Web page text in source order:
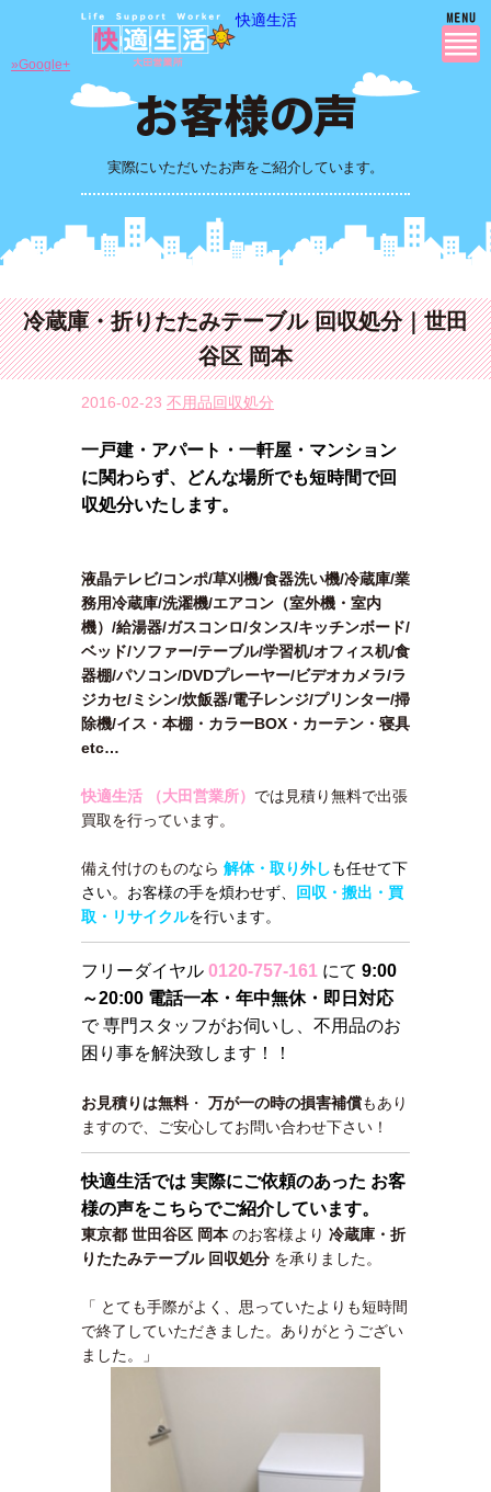
快適生活
実際にいただいたお声をご紹介しています。
»Google+
冷蔵庫・折りたたみテーブル 回収処分｜世田
谷区 岡本
2016-02-23 不用品回収処分
一戸建・アパート・一軒屋・マンション
に関わらず、どんな場所でも短時間で回
収処分いたします。
液晶テレビ/コンポ/草刈機/食器洗い機/冷蔵庫/業
務用冷蔵庫/洗濯機/エアコン（室外機・室内
機）/給湯器/ガスコンロ/タンス/キッチンボード/
ベッド/ソファー/テーブル/学習机/オフィス机/食
器棚/パソコン/DVDプレーヤー/ビデオカメラ/ラ
ジカセ/ミシン/炊飯器/電子レンジ/プリンター/掃
除機/イス・本棚・カラーBOX・カーテン・寝具
etc…
快適生活 （大田営業所） では見積り無料で出張
買取を行っています。
備え付けのものなら 解体・取り外しも任せて下
さい。お客様の手を煩わせず、
回収・搬出・買
取・リサイクルを行います。
フリーダイヤル 0120-757-161 にて 9:00
～20:00 電話一本・年中無休・即日対応
で 専門スタッフがお伺いし、不用品のお
困り事を解決致します！！
お見積りは無料・ 万が一の時の損害補償もあり
ますので、ご安心してお問い合わせ下さい！
快適生活では 実際にご依頼のあった お客
様の声をこちらでご紹介しています。
東京都 世田谷区 岡本 のお客様より 冷蔵庫・折
りたたみテーブル 回収処分 を承りました。
「 とても手際がよく、思っていたよりも短時間
で終了していただきました。ありがとうござい
ました。」